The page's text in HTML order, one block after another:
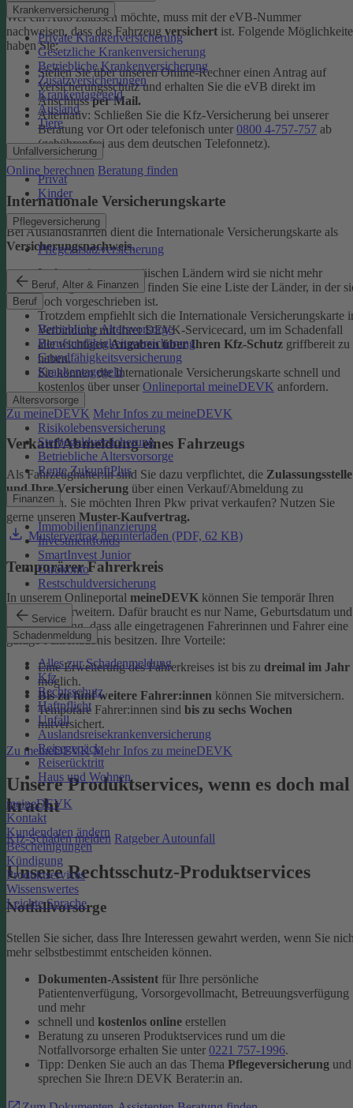
Krankenversicherung
Private Krankenversicherung
Gesetzliche Krankenversicherung
Betriebliche Krankenversicherung
Zusatzversicherungen
Krankentagegeld
Ausland
Tiere
Unfallversicherung
Privat
Kinder
Pflegeversicherung
Pflegezusatzversicherung
Beruf, Alter & Finanzen
Beruf
Betriebliche Altersvorsorge
Berufsunfähigkeitsversicherung
Grundfähigkeitsversicherung
Krankentagegeld
Altersvorsorge
Risikolebensversicherung
Sterbegeldversicherung
Betriebliche Altersvorsorge
Rente ZukunftPlus
Finanzen
Immobilienfinanzierung
Investmentfonds
SmartInvest Junior
Girokonto
Restschuldversicherung
Service
Schadenmeldung
Alles zur Schadenmeldung
Kfz
Rechtsschutz
Haftpflicht
Unfall
Auslandsreisekrankenversicherung
Reisegepäck
Reiserücktritt
Haus und Wohnen
meineDEVK
Kontakt
Kundendaten ändern
Bescheinigungen
Kündigung
Produktservices
Wissenswertes
Leichte Sprache
Wer ein Auto zulassen möchte, muss mit der eVB-Nummer
nachweisen, dass das Fahrzeug versichert ist. Folgende
haben Sie:
Stellen Sie über unseren Online-Rechner einen Antrag auf
Versicherungsschutz und erhalten Sie die eVB direkt im
Anschlussper Mail.
Alternativ: Schließen Sie die Kfz-​Versicherung bei unserer
Beratung vor Ort oder telefonisch unter 0800 4-​757-757 ab
(gebührenfrei aus dem deutschen Telefonnetz).
Online berechnen Beratung finden
Internationale Versicherungskarte
Bei Auslandsfahrten dient die Internationale Versicherungskarte als
Versicherungsnachweis.
In den meisten europäischen Ländern wird sie nicht mehr
verlangt. In denFAQ
finden Sie eine Liste der Länder, in der
noch vorgeschrieben ist.
Trotzdem empfiehlt sich die Internationale Versicherungskarte
Verbindung mit Ihrer DEVK-Servicecard, um im Schadenfall
alle wichtigenAngaben über Ihren Kfz-Schutz griffbereit zu
haben.
Sie können die Internationale Versicherungskarte schnell und
kostenlos über unser Onlineportal meineDEVK anfordern.
Zu meineDEVK Mehr Infos zu meineDEVK
Verkauf/Abmeldung eines Fahrzeugs
Als Fahrzeughalter:in sind Sie dazu verpflichtet, die Zulassungsstelle
und Ihre Versicherung über einen Verkauf/Abmeldung zu
informieren. Sie möchten Ihren Pkw privat verkaufen? Nutzen Sie
gerne unseren Muster-Kaufvertrag.
Mustervertrag herunterladen (PDF, 62 KB)
Temporärer Fahrerkreis
In unserem Onlineportal meineDEVK können Sie temporär Ihren
Fahrerkreis erweitern. Dafür braucht es nur Name, Geburtsdatum und
die Bestätigung, dass alle eingetragenen Fahrerinnen und Fahrer eine
gültige Fahrerlaubnis besitzen. Ihre Vorteile:
Eine Erweiterung des Fahrerkreises ist bis zu dreimal im Jahr
möglich.
Bis zu fünf weitere Fahrer:innen können Sie mitversichern.
Temporäre Fahrer:innen sind bis zu sechs Wochen
mitversichert.
Zu meineDEVK Mehr Infos zu meineDEVK
Unsere Produktservices, wenn es doch mal
kracht
Kfz-Schaden melden Ratgeber Autounfall
Unsere Rechtsschutz-Produktservices
Notfallvorsorge
Stellen Sie sicher, dass Ihre Interessen gewahrt werden, wenn Sie
mehr selbstbestimmt entscheiden können.
Dokumenten-Assistent für Ihre persönliche
Patientenverfügung, Vorsorgevollmacht, Betreuungsverfügung
und mehr
schnell und kostenlos online erstellen
Beratung zu unseren Produktservices rund um die
Notfallvorsorge erhalten Sie unter 0221 757-1996.
Tipp: Denken Sie auch an das Thema Pflegeversicherung und
sprechen Sie Ihre:n DEVK Berater:in an.